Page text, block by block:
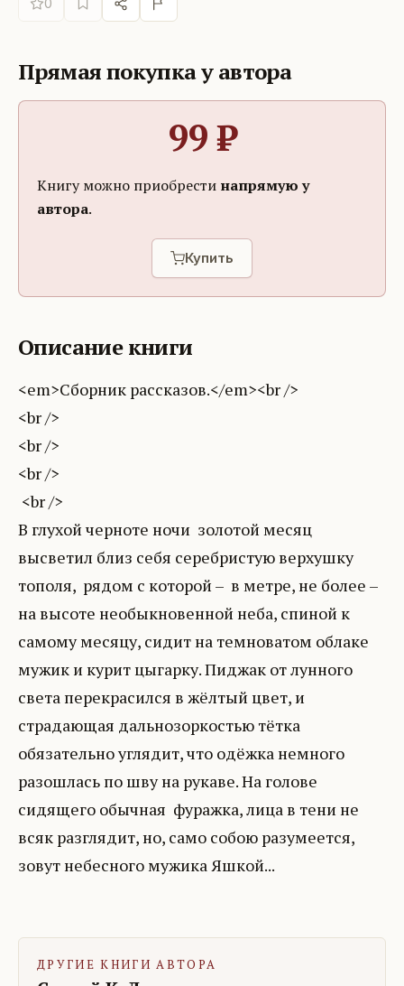
Прямая покупка у автора
99₽
Книгу можно приобрести напрямую у
автора.
Купить
Описание книги
<em>Сборник рассказов.</em><br />
<br />
<br />
<br />
<br />
В глухой черноте ночи золотой месяц
высветил близ себя серебристую верхушку
тополя, рядом с которой – в метре, не более –
на высоте необыкновенной неба, спиной к
самому месяцу, сидит на темноватом облаке
мужик и курит цыгарку. Пиджак от лунного
света перекрасился в жёлтый цвет, и
страдающая дальнозоркостью тётка
обязательно углядит, что одёжка немного
разошлась по шву на рукаве. На голове
сидящего обычная фуражка, лица в тени не
всяк разглядит, но, само собою разумеется,
зовут небесного мужика Яшкой...
ДРУГИЕ КНИГИ АВТОРА